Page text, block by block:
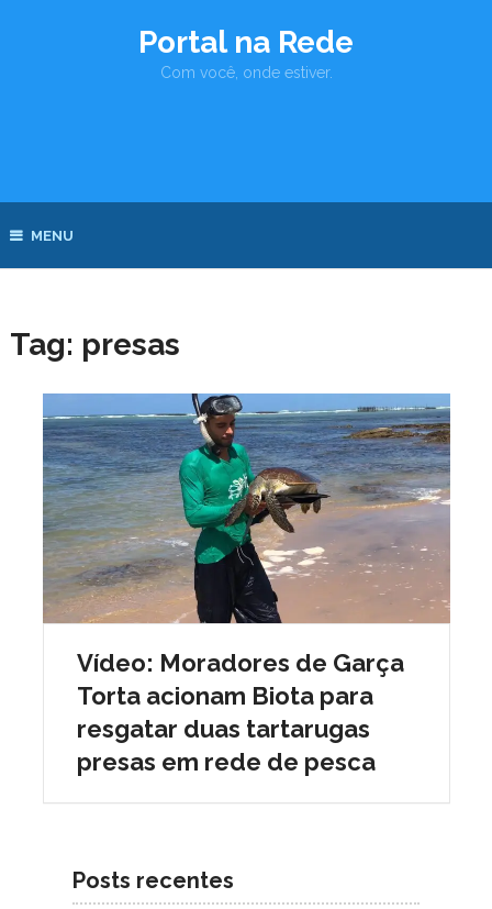
Portal na Rede
Com você, onde estiver.
MENU
Tag: presas
Vídeo: Moradores de Garça
Torta acionam Biota para
resgatar duas tartarugas
presas em rede de pesca
Posts recentes